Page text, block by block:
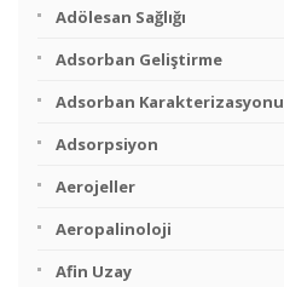
Adölesan Sağlığı
Adsorban Geliştirme
Adsorban Karakterizasyonu
Adsorpsiyon
Aerojeller
Aeropalinoloji
Afin Uzay